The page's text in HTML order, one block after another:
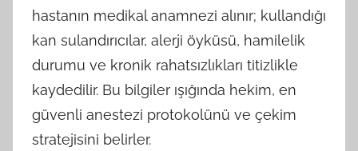
hastanın medikal anamnezi alınır; kullandığı
kan sulandırıcılar, alerji öyküsü, hamilelik
durumu ve kronik rahatsızlıkları titizlikle
kaydedilir. Bu bilgiler ışığında hekim, en
güvenli anestezi protokolünü ve çekim
stratejisini belirler.